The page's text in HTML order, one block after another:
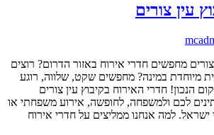
עין צורים
מחפשים חדרי אירוח באזור הדרום? רוצים
מיוחדת במינה? מחפשים שקט, שלווה, רוגע
הנכון! חדרי האירוח בקיבוץ עין צורים
לכם ולמשפחה, לחופשה, אירוע משפחתי או
ישראל. למה אנחנו ממליצים על חדרי אירוח